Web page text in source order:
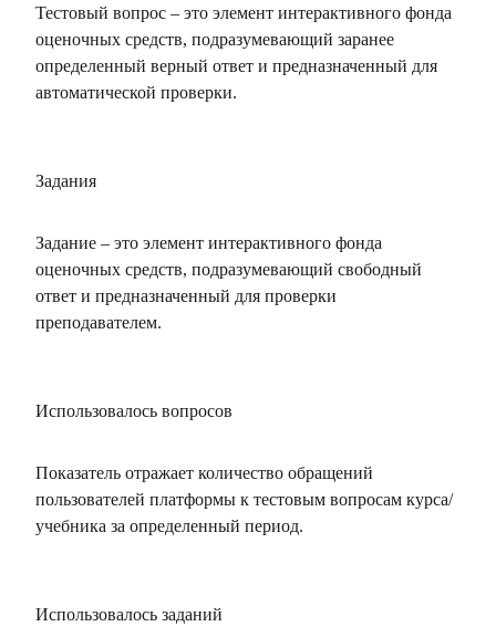
Тестовый вопрос – это элемент интерактивного фонда
оценочных средств, подразумевающий заранее
определенный верный ответ и предназначенный для
автоматической проверки.
Задания
Задание – это элемент интерактивного фонда
оценочных средств, подразумевающий свободный
ответ и предназначенный для проверки
преподавателем.
Использовалось вопросов
Показатель отражает количество обращений
пользователей платформы к тестовым вопросам курса/
учебника за определенный период.
Использовалось заданий